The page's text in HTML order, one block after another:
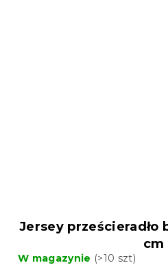
Jersey prześcieradło
cm
W magazynie (>10 szt)